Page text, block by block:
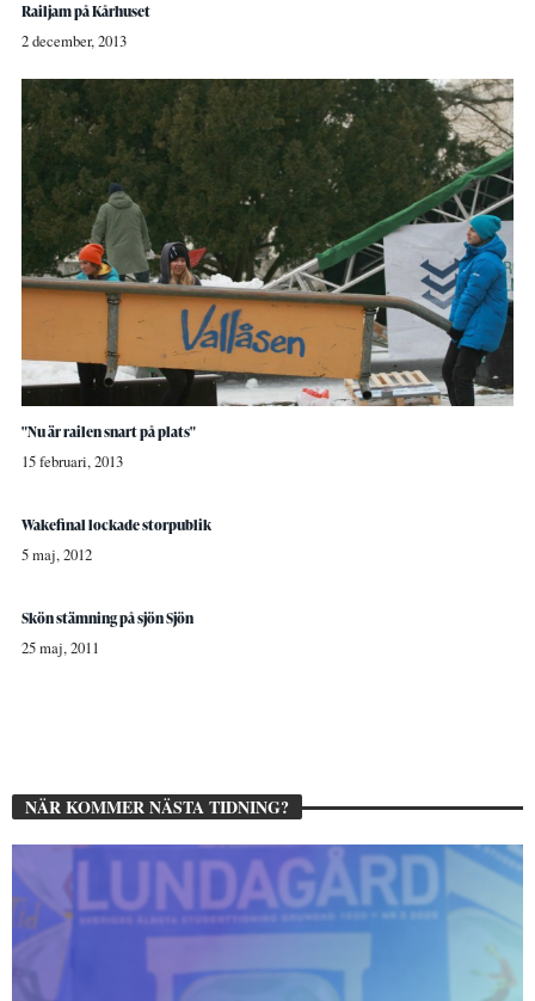
Railjam på Kårhuset
2 december, 2013
"Nu är railen snart på plats"
15 februari, 2013
Wakefinal lockade storpublik
5 maj, 2012
Skön stämning på sjön Sjön
25 maj, 2011
NÄR KOMMER NÄSTA TIDNING?